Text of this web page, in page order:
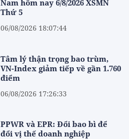
Nam hôm nay 6/8/2026 XSMN
Thứ 5
06/08/2026 18:07:44
Tâm lý thận trọng bao trùm,
VN-Index giảm tiếp về gần 1.760
điểm
06/08/2026 17:26:33
PPWR và EPR: Đổi bao bì để
đổi vị thế doanh nghiệp